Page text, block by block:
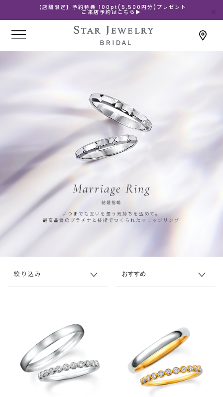
【店舗限定】予約特典 100pt(5,500円分)プレゼント
ご来店予約はこちら▶
Marriage Ring
結婚指輪
いつまでも互いを想う気持ちを込めて。
最高品質のプラチナと技術でつくられたマリッジリング
絞り込み